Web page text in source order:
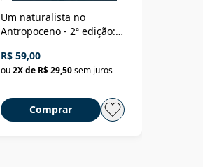
Um naturalista no
Antropoceno - 2ª edição:
selvagem
R$ 59,00
ou2X de R$ 29,50sem juros
Comprar